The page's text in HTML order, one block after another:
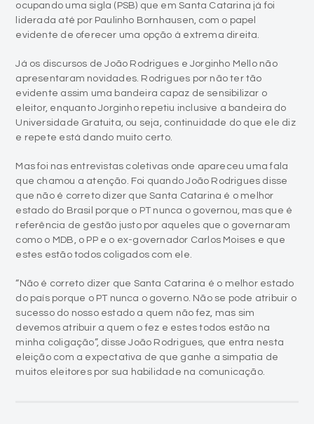
ocupando uma sigla (PSB) que em Santa Catarina já foi
liderada até por Paulinho Bornhausen, com o papel
evidente de oferecer uma opção à extrema direita.
Já os discursos de João Rodrigues e Jorginho Mello não
apresentaram novidades. Rodrigues por não ter tão
evidente assim uma bandeira capaz de sensibilizar o
eleitor, enquanto Jorginho repetiu inclusive a bandeira do
Universidade Gratuita, ou seja, continuidade do que ele diz
e repete está dando muito certo.
Mas foi nas entrevistas coletivas onde apareceu uma fala
que chamou a atenção. Foi quando João Rodrigues disse
que não é correto dizer que Santa Catarina é o melhor
estado do Brasil porque o PT nunca o governou, mas que é
referência de gestão justo por aqueles que o governaram
como o MDB, o PP e o ex-governador Carlos Moises e que
estes estão todos coligados com ele.
“Não é correto dizer que Santa Catarina é o melhor estado
do país porque o PT nunca o governo. Não se pode atribuir o
sucesso do nosso estado a quem não fez, mas sim
devemos atribuir a quem o fez e estes todos estão na
minha coligação”, disse João Rodrigues, que entra nesta
eleição com a expectativa de que ganhe a simpatia de
muitos eleitores por sua habilidade na comunicação.